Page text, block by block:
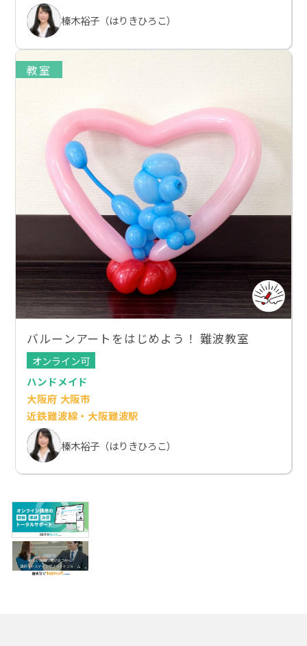
榛木裕子（はりきひろこ）
教室
バルーンアートをはじめよう！ 難波教室
オンライン可
ハンドメイド
大阪府 大阪市
近鉄難波線・大阪難波駅
榛木裕子（はりきひろこ）